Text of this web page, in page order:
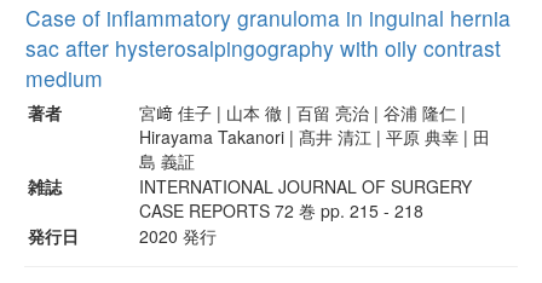
Case of inflammatory granuloma in inguinal hernia
sac after hysterosalpingography with oily contrast
medium
著者
宮﨑 佳子 | 山本 徹 | 百留 亮治 | 谷浦 隆仁 |
Hirayama Takanori | 髙井 清江 | 平原 典幸 | 田
島 義証
雑誌
INTERNATIONAL JOURNAL OF SURGERY
CASE REPORTS 72 巻 pp. 215 - 218
発行日
2020 発行